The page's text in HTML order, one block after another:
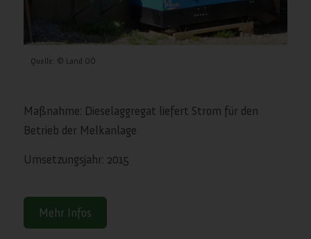
Quelle: © Land OÖ
Maßnahme: Dieselaggregat liefert Strom für den
Betrieb der Melkanlage
Umsetzungsjahr: 2015
Mehr Infos